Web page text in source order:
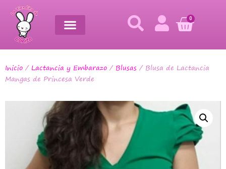
0
Inicio / Lactancia y Embarazo / Blusas / Blusa de Lactancia
Mangas de Princesa Verde